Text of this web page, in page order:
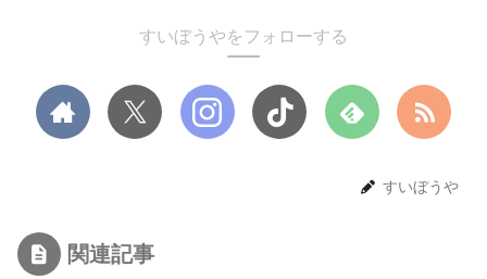
すいぼうやをフォローする
すいぼうや
関連記事